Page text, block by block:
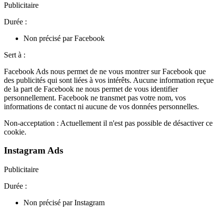
Publicitaire
Durée :
Non précisé par Facebook
Sert à :
Facebook Ads nous permet de ne vous montrer sur Facebook que
des publicités qui sont liées à vos intérêts. Aucune information reçue
de la part de Facebook ne nous permet de vous identifier
personnellement. Facebook ne transmet pas votre nom, vos
informations de contact ni aucune de vos données personnelles.
Non-acceptation : Actuellement il n'est pas possible de désactiver ce
cookie.
Instagram Ads
Publicitaire
Durée :
Non précisé par Instagram